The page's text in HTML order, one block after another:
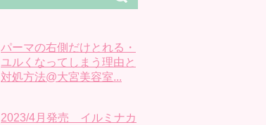
パーマの右側だけとれる・
ユルくなってしまう理由と
対処方法@大宮美容室...
2023/4月発売 イルミナカ